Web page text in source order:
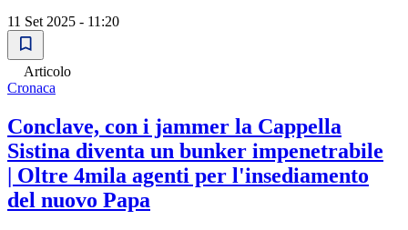
11 Set 2025 - 11:20
Articolo
Cronaca
Conclave, con i jammer la Cappella
Sistina diventa un bunker impenetrabile
| Oltre 4mila agenti per l'insediamento
del nuovo Papa